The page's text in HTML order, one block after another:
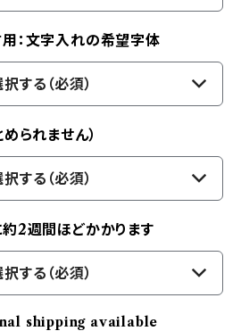
：文字入れの希望字体
する（必須）
られません）
する（必須）
2週間ほどかかります
する（必須）
shipping available